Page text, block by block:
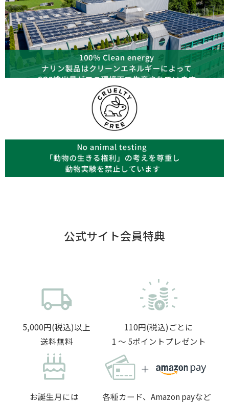
公式サイト会員特典
5,000円(税込)以上
送料無料
110円(税込)ごとに
1 〜 5ポイントプレゼント
お誕生月には
各種カード、Amazon payなど